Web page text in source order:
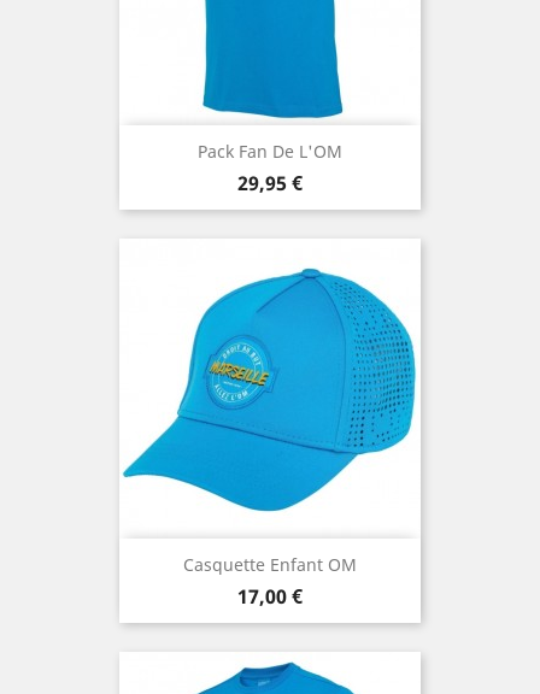
Pack Fan De L'OM
Prix
29,95 €
Casquette Enfant OM
Prix
17,00 €